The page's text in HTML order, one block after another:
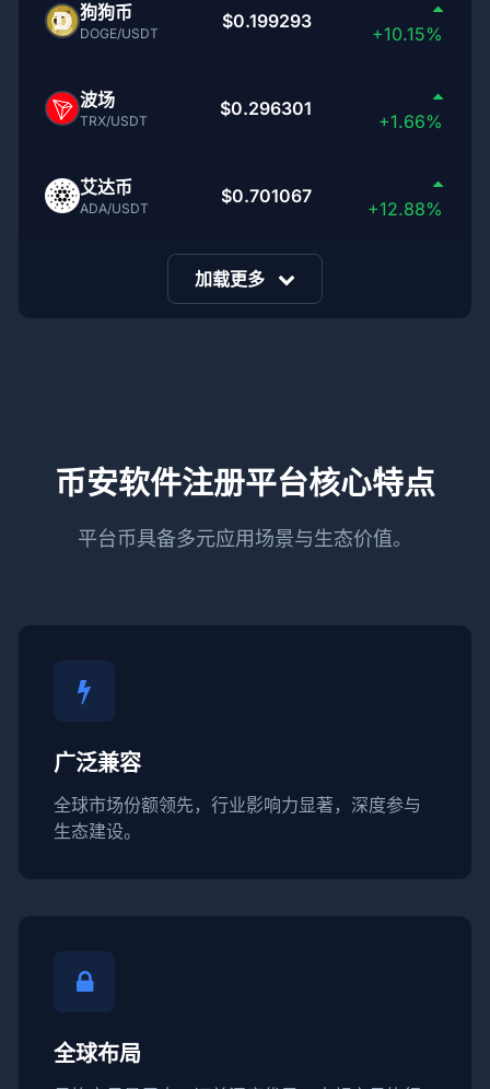
狗狗币
DOGE/USDT
$0.199293
+10.15%
波场
TRX/USDT
$0.296301
+1.66%
艾达币
ADA/USDT
$0.701067
+12.88%
加载更多
币安软件注册平台核心特点
平台币具备多元应用场景与生态价值。
广泛兼容
全球市场份额领先，行业影响力显著，深度参与
生态建设。
全球布局